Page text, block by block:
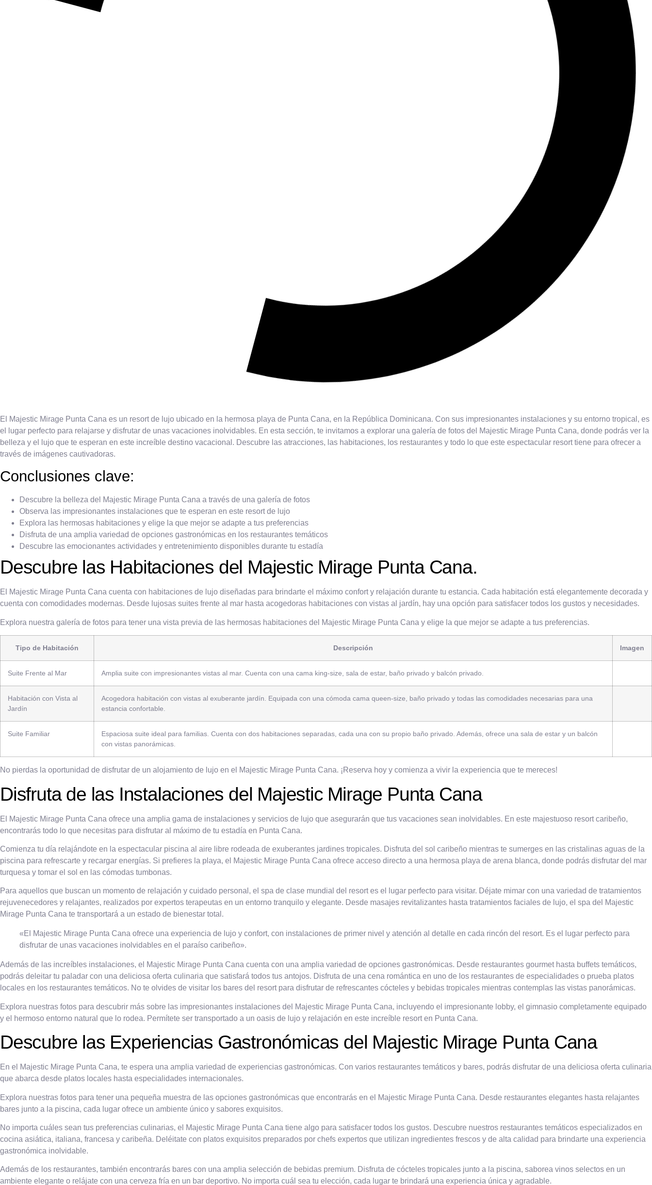
El Majestic Mirage Punta Cana es un resort de lujo ubicado en la hermosa playa de Punta Cana, en la República Dominicana. Con sus impresionantes instalaciones y su entorno tropical, es
el lugar perfecto para relajarse y disfrutar de unas vacaciones inolvidables. En esta sección, te invitamos a explorar una galería de fotos del Majestic Mirage Punta Cana, donde podrás ver la
belleza y el lujo que te esperan en este increíble destino vacacional. Descubre las atracciones, las habitaciones, los restaurantes y todo lo que este espectacular resort tiene para ofrecer a
través de imágenes cautivadoras.
Conclusiones clave:
Descubre la belleza del Majestic Mirage Punta Cana a través de una galería de fotos
Observa las impresionantes instalaciones que te esperan en este resort de lujo
Explora las hermosas habitaciones y elige la que mejor se adapte a tus preferencias
Disfruta de una amplia variedad de opciones gastronómicas en los restaurantes temáticos
Descubre las emocionantes actividades y entretenimiento disponibles durante tu estadía
Descubre las Habitaciones del Majestic Mirage Punta Cana.
El Majestic Mirage Punta Cana cuenta con habitaciones de lujo diseñadas para brindarte el máximo confort y relajación durante tu estancia. Cada habitación está elegantemente decorada y
cuenta con comodidades modernas. Desde lujosas suites frente al mar hasta acogedoras habitaciones con vistas al jardín, hay una opción para satisfacer todos los gustos y necesidades.
Explora nuestra galería de fotos para tener una vista previa de las hermosas habitaciones del Majestic Mirage Punta Cana y elige la que mejor se adapte a tus preferencias.
Tipo de Habitación Descripción Imagen
Suite Frente al Mar Amplia suite con impresionantes vistas al mar. Cuenta con una cama king-size, sala de estar, baño privado y balcón privado.
Habitación con Vista al
Jardín
Acogedora habitación con vistas al exuberante jardín. Equipada con una cómoda cama queen-size, baño privado y todas las comodidades necesarias para una
estancia confortable.
Suite Familiar
Espaciosa suite ideal para familias. Cuenta con dos habitaciones separadas, cada una con su propio baño privado. Además, ofrece una sala de estar y un balcón
con vistas panorámicas.
No pierdas la oportunidad de disfrutar de un alojamiento de lujo en el Majestic Mirage Punta Cana. ¡Reserva hoy y comienza a vivir la experiencia que te mereces!
Disfruta de las Instalaciones del Majestic Mirage Punta Cana
El Majestic Mirage Punta Cana ofrece una amplia gama de instalaciones y servicios de lujo que asegurarán que tus vacaciones sean inolvidables. En este majestuoso resort caribeño,
encontrarás todo lo que necesitas para disfrutar al máximo de tu estadía en Punta Cana.
Comienza tu día relajándote en la espectacular piscina al aire libre rodeada de exuberantes jardines tropicales. Disfruta del sol caribeño mientras te sumerges en las cristalinas aguas de la
piscina para refrescarte y recargar energías. Si prefieres la playa, el Majestic Mirage Punta Cana ofrece acceso directo a una hermosa playa de arena blanca, donde podrás disfrutar del mar
turquesa y tomar el sol en las cómodas tumbonas.
Para aquellos que buscan un momento de relajación y cuidado personal, el spa de clase mundial del resort es el lugar perfecto para visitar. Déjate mimar con una variedad de tratamientos
rejuvenecedores y relajantes, realizados por expertos terapeutas en un entorno tranquilo y elegante. Desde masajes revitalizantes hasta tratamientos faciales de lujo, el spa del Majestic
Mirage Punta Cana te transportará a un estado de bienestar total.
«El Majestic Mirage Punta Cana ofrece una experiencia de lujo y confort, con instalaciones de primer nivel y atención al detalle en cada rincón del resort. Es el lugar perfecto para
disfrutar de unas vacaciones inolvidables en el paraíso caribeño».
Además de las increíbles instalaciones, el Majestic Mirage Punta Cana cuenta con una amplia variedad de opciones gastronómicas. Desde restaurantes gourmet hasta buffets temáticos,
podrás deleitar tu paladar con una deliciosa oferta culinaria que satisfará todos tus antojos. Disfruta de una cena romántica en uno de los restaurantes de especialidades o prueba platos
locales en los restaurantes temáticos. No te olvides de visitar los bares del resort para disfrutar de refrescantes cócteles y bebidas tropicales mientras contemplas las vistas panorámicas.
Explora nuestras fotos para descubrir más sobre las impresionantes instalaciones del Majestic Mirage Punta Cana, incluyendo el impresionante lobby, el gimnasio completamente equipado
y el hermoso entorno natural que lo rodea. Permítete ser transportado a un oasis de lujo y relajación en este increíble resort en Punta Cana.
Descubre las Experiencias Gastronómicas del Majestic Mirage Punta Cana
En el Majestic Mirage Punta Cana, te espera una amplia variedad de experiencias gastronómicas. Con varios restaurantes temáticos y bares, podrás disfrutar de una deliciosa oferta culinaria
que abarca desde platos locales hasta especialidades internacionales.
Explora nuestras fotos para tener una pequeña muestra de las opciones gastronómicas que encontrarás en el Majestic Mirage Punta Cana. Desde restaurantes elegantes hasta relajantes
bares junto a la piscina, cada lugar ofrece un ambiente único y sabores exquisitos.
No importa cuáles sean tus preferencias culinarias, el Majestic Mirage Punta Cana tiene algo para satisfacer todos los gustos. Descubre nuestros restaurantes temáticos especializados en
cocina asiática, italiana, francesa y caribeña. Deléitate con platos exquisitos preparados por chefs expertos que utilizan ingredientes frescos y de alta calidad para brindarte una experiencia
gastronómica inolvidable.
Además de los restaurantes, también encontrarás bares con una amplia selección de bebidas premium. Disfruta de cócteles tropicales junto a la piscina, saborea vinos selectos en un
ambiente elegante o relájate con una cerveza fría en un bar deportivo. No importa cuál sea tu elección, cada lugar te brindará una experiencia única y agradable.